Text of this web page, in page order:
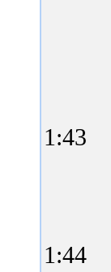
1:43
1:44